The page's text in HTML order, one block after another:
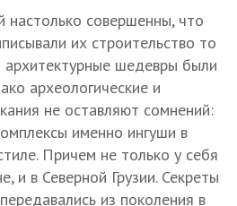
настолько совершенны, что
их строительство то
архитектурные шедевры были
археологические и
не оставляют сомнений:
именно ингуши в
Причем не только у себя
и в Северной Грузии. Секреты
из поколения в